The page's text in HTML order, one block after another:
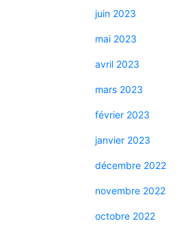
juin 2023
mai 2023
avril 2023
mars 2023
février 2023
janvier 2023
décembre 2022
novembre 2022
octobre 2022